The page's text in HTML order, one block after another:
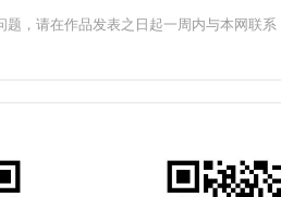
题，请在作品发表之日起一周内与本网联